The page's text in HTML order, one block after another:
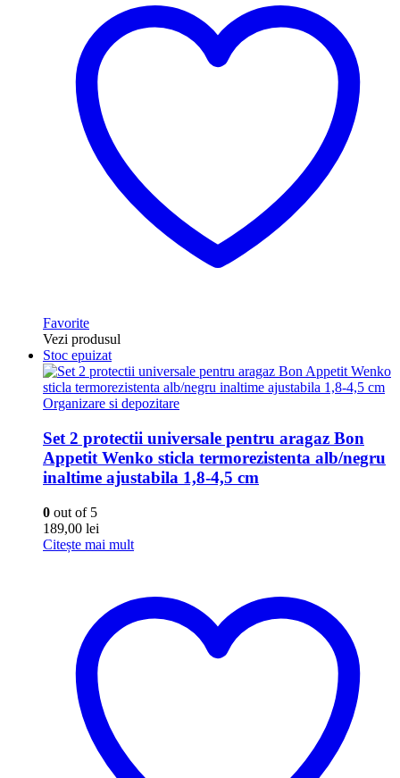
Favorite
Vezi produsul
Stoc epuizat
Organizare si depozitare
Set 2 protectii universale pentru aragaz Bon
Appetit Wenko sticla termorezistenta alb/negru
inaltime ajustabila 1,8-4,5 cm
0 out of 5
189,00 lei
Citește mai mult